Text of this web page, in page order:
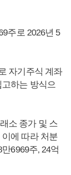
주로 2026년 5
자기주식 계좌
하는 방식으
소 종가 및 스
에 따라 처분
6969주, 24억